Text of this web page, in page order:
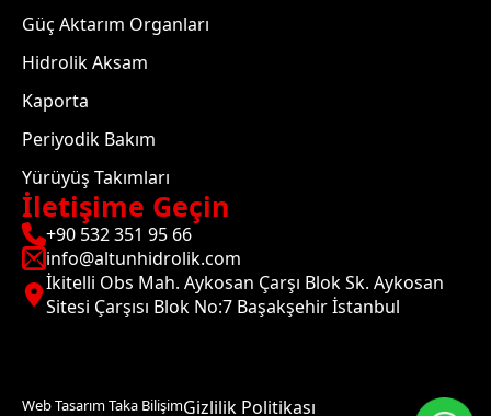
Güç Aktarım Organları
Hidrolik Aksam
Kaporta
Periyodik Bakım
Yürüyüş Takımları
İletişime Geçin
+90 532 351 95 66
info@altunhidrolik.com
İkitelli Obs Mah. Aykosan Çarşı Blok Sk. Aykosan
Sitesi Çarşısı Blok No:7 Başakşehir İstanbul
Web Tasarım Taka BilişimGizlilik Politikası